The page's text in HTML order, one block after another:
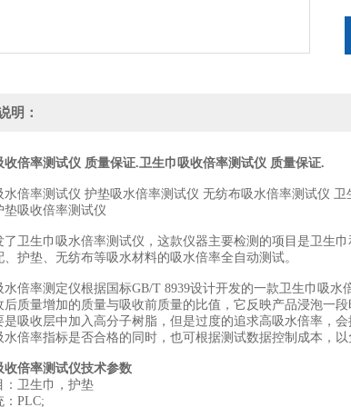
明：
收倍率测试仪 质量保证.卫生巾吸收倍率测试仪 质量保证.
水倍率测试仪 护垫吸水倍率测试仪 无纺布吸水倍率测试仪
垫吸收倍率测试仪
了卫生巾吸水倍率测试仪，这款仪器主要检测的项目是卫生
、护垫、无纺布等吸水材料的吸水倍率全自动测试。
水倍率测定仪根据国标GB/T 8939设计开发的一款卫生巾吸
后质量增加的质量与吸收前质量的比值，它反映产品浸泡一
是吸收层中加入高分子树脂，但是过度的追求高吸水倍率，
水倍率指标是否合格的同时，也可根据测试数据控制成本，以
收倍率测试仪技术参数
：卫生巾，护垫
：PLC;